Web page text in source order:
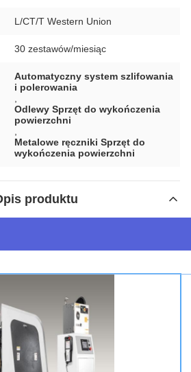
L/CT/T Western Union
30 zestawów/miesiąc
Automatyczny system szlifowania
i polerowania
Odlewy Sprzęt do wykończenia
powierzchni
Metalowe ręczniki Sprzęt do
wykończenia powierzchni
produktu